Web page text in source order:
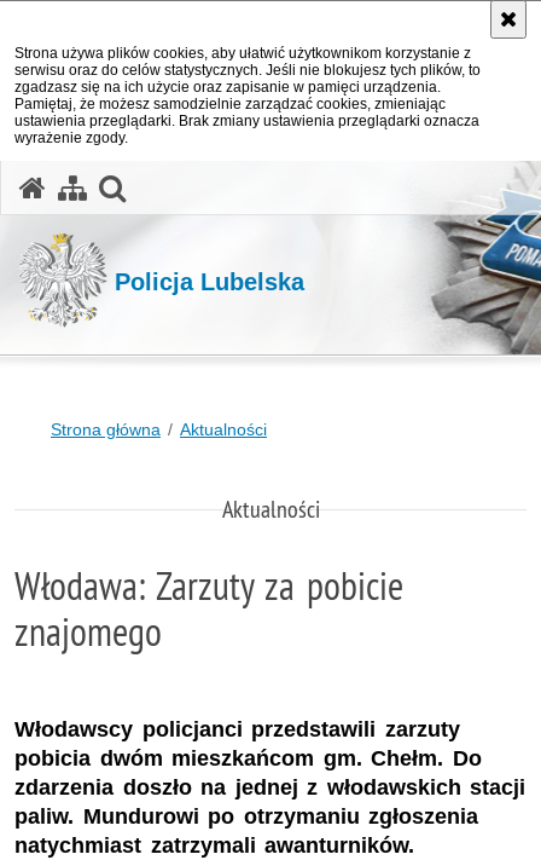
Strona używa plików cookies, aby ułatwić użytkownikom korzystanie z
serwisu oraz do celów statystycznych. Jeśli nie blokujesz tych plików, to
zgadzasz się na ich użycie oraz zapisanie w pamięci urządzenia.
Pamiętaj, że możesz samodzielnie zarządzać cookies, zmieniając
ustawienia przeglądarki. Brak zmiany ustawienia przeglądarki oznacza
wyrażenie zgody.
Policja Lubelska
Strona główna Aktualności
Aktualności
Włodawa: Zarzuty za pobicie
znajomego
Włodawscy policjanci przedstawili zarzuty
pobicia dwóm mieszkańcom gm. Chełm. Do
zdarzenia doszło na jednej z włodawskich stacji
paliw. Mundurowi po otrzymaniu zgłoszenia
natychmiast zatrzymali awanturników.